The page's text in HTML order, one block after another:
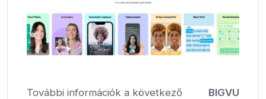
További információk a következő
BIGVU